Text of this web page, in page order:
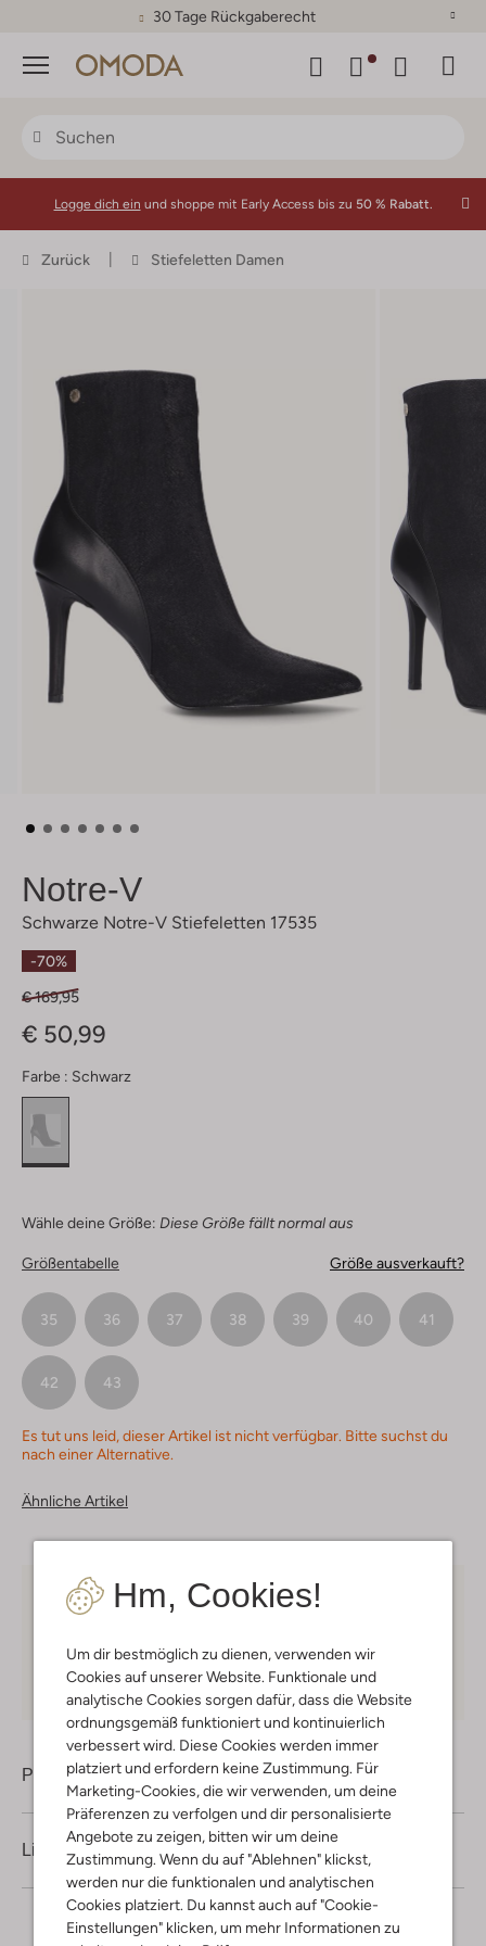
30 Tage Rückgaberecht
Menü
Hm, Cookies!
Um dir bestmöglich zu dienen, verwenden wir
Cookies auf unserer Website. Funktionale und
analytische Cookies sorgen dafür, dass die Website
ordnungsgemäß funktioniert und kontinuierlich
verbessert wird. Diese Cookies werden immer
platziert und erfordern keine Zustimmung. Für
Marketing-Cookies, die wir verwenden, um deine
Präferenzen zu verfolgen und dir personalisierte
Angebote zu zeigen, bitten wir um deine
Zustimmung. Wenn du auf "Ablehnen" klickst,
werden nur die funktionalen und analytischen
Cookies platziert. Du kannst auch auf "Cookie-
Einstellungen" klicken, um mehr Informationen zu
Logge dich ein und shoppe mit Early Access bis zu 50 % Rabatt.
Zurück Stiefeletten Damen
Notre-V
Schwarze Notre-V Stiefeletten 17535
-70%
€ 169,95
€ 50,99
Farbe : Schwarz
Wähle deine Größe: Diese Größe fällt normal aus
Größentabelle Größe ausverkauft?
35 36 37 38 39 40 41
42 43
Es tut uns leid, dieser Artikel ist nicht verfügbar. Bitte suchst du
nach einer Alternative.
Ähnliche Artikel
Kostenloser Versandab € 75 für Club-Omoda
Kauf auf Rechnung 30 Tagen Rückgaberecht
Produktinformation
Lieferung & Rückgabe